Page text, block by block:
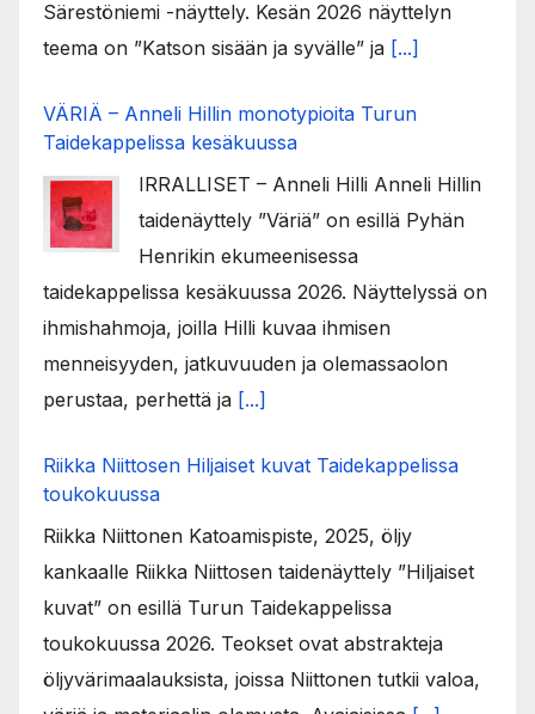
Särestöniemi -näyttely. Kesän 2026 näyttelyn
teema on ”Katson sisään ja syvälle” ja [...]
VÄRIÄ – Anneli Hillin monotypioita Turun
Taidekappelissa kesäkuussa
IRRALLISET – Anneli Hilli Anneli Hillin
taidenäyttely ”Väriä” on esillä Pyhän
Henrikin ekumeenisessa
taidekappelissa kesäkuussa 2026. Näyttelyssä on
ihmishahmoja, joilla Hilli kuvaa ihmisen
menneisyyden, jatkuvuuden ja olemassaolon
perustaa, perhettä ja [...]
Riikka Niittosen Hiljaiset kuvat Taidekappelissa
toukokuussa
Riikka Niittonen Katoamispiste, 2025, öljy
kankaalle Riikka Niittosen taidenäyttely ”Hiljaiset
kuvat” on esillä Turun Taidekappelissa
toukokuussa 2026. Teokset ovat abstrakteja
öljyvärimaalauksista, joissa Niittonen tutkii valoa,